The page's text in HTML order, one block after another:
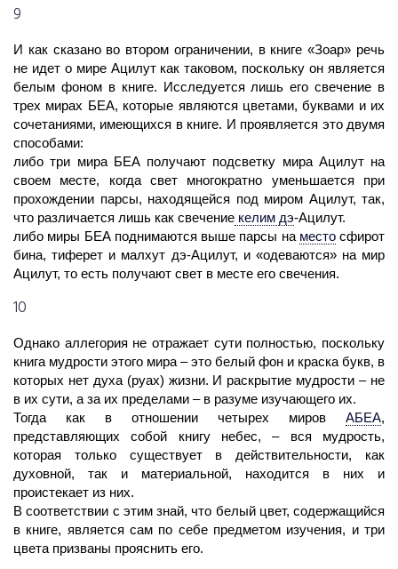
9
И как сказано во втором ограничении, в книге «Зоар» речь
не идет о миреАцилут как таковом, поскольку он является
белым фоном в книге. Исследуется лишь его свечение в
трех мирах БЕА, которые являются цветами, буквами и их
сочетаниями, имеющихся в книге. И проявляется это двумя
способами:
либо три мира БЕА получают подсветку мираАцилут на
своем месте, когдасвет многократно уменьшается при
прохождении парсы, находящейся под миром Ацилут, так,
что различается лишь как свечение келим дэ-Ацилут.
либо миры БЕА поднимаются выше парсы на место сфирот
бина, тиферет и малхут дэ-Ацилут, и «одеваются» намир
Ацилут, то есть получают свет в месте его свечения.
10
Однако аллегория не отражает сути полностью, поскольку
книга мудрости этого мира – это белый фон и краска букв, в
которых нет духа (руах) жизни. И раскрытие мудрости – не
в их сути, а за их пределами – в разуме изучающего их.
Тогда как в отношении четырех миров
АБЕА,
представляющих собой книгу небес, – вся мудрость,
которая только существует в действительности, как
духовной, так и материальной, находится в них и
проистекает из них.
В соответствии с этим знай, что белый цвет, содержащийся
в книге, является сам по себе предметом изучения, и три
цвета призваны прояснить его.